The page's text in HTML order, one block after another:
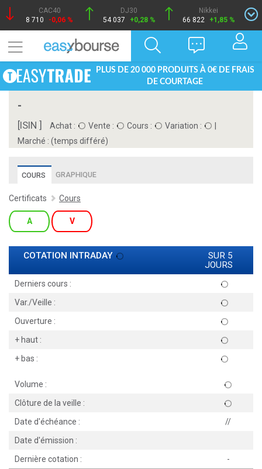
CAC40
8 710
-0,06 %
DJ30
54 037
+0,28 %
Nikkei
66 822
+1,85 %
PLUS DE 20 000 PRODUITS À 0€ DE FRAIS
DE COURTAGE
-
[ISIN ] Achat : Vente : Cours : Variation :
Marché : (temps différé)
COURS GRAPHIQUE
Certificats Cours
A V
COTATION INTRADAY
SUR 5
JOURS
Derniers cours :
Var./Veille :
Ouverture :
+ haut :
+ bas :
Volume :
Clôture de la veille :
Date d'échéance :
//
Date d'émission :
Dernière cotation :
-